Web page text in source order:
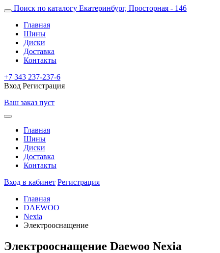
Поиск по каталогу Екатеринбург, Просторная - 146
Главная
Шины
Диски
Доставка
Контакты
+7 343 237-237-6
Вход Регистрация
Ваш заказ пуст
Главная
Шины
Диски
Доставка
Контакты
Вход в кабинет Регистрация
Главная
DAEWOO
Nexia
Электрооснащение
Электрооснащение Daewoo Nexia